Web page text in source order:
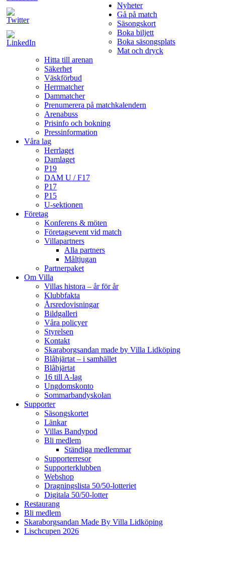
Nyheter
Gå på match
Säsongskort
Boka biljett
Boka säsongsplats
Mat och dryck
Hitta till arenan
Säkerhet
Väskförbud
Herrmatcher
Dammatcher
Prenumerera på matchkalendern
Arenabuss
Prisinfo och bokning
Pressinformation
Våra lag
Herrlaget
Damlaget
P19
DAM U / F17
P17
P15
U-sektionen
Företag
Konferens & möten
Företagsevent vid match
Villapartners
Alla partners
Måltjugan
Partnerpaket
Om Villa
Villas histora – år för år
Klubbfakta
Årsredovisningar
Bildgalleri
Våra policyer
Styrelsen
Kontakt
Skaraborgsandan made by Villa Lidköping
Blåhjärtat – i samhället
Blåhjärtat
16 till A-lag
Ungdomskonto
Sommarbandyskolan
Supporter
Säsongskortet
Länkar
Villas Bandypod
Bli medlem
Ständiga medlemmar
Supporterresor
Supporterklubben
Webshop
Dragningslista 50/50-lotteriet
Digitala 50/50-lotter
Restaurang
Bli medlem
Skaraborgsandan Made By Villa Lidköping
Lischcupen 2026